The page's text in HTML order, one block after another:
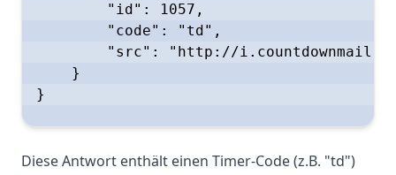
        "id": 1057,
        "code": "td",
"src": "http://
    }
}
Diese Antwort enthält einen Timer-Code (z.B. "td")